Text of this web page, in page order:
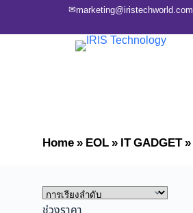
✉marketing@iristechworld.com
Home»EOL»IT GADGET»